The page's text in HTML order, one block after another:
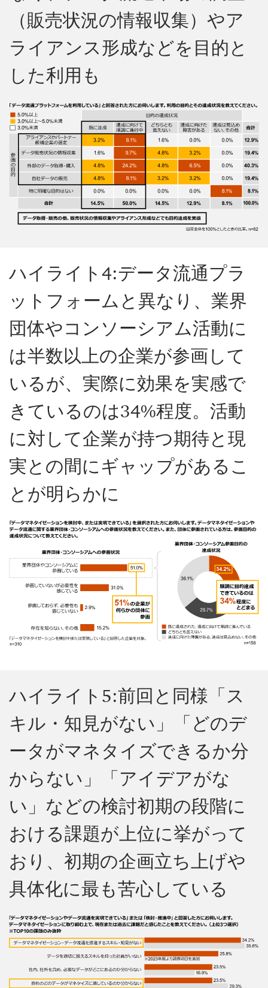
（販売状況の情報収集）やア
ライアンス形成などを目的と
した利用も
ハイライト4:データ流通プラ
ットフォームと異なり、業界
団体やコンソーシアム活動に
は半数以上の企業が参画して
いるが、実際に効果を実感で
きているのは34%程度。活動
に対して企業が持つ期待と現
実との間にギャップがあるこ
とが明らかに
ハイライト5:前回と同様「ス
キル・知見がない」「どのデ
ータがマネタイズできるか分
からない」「アイデアがな
い」などの検討初期の段階に
おける課題が上位に挙がって
おり、初期の企画立ち上げや
具体化に最も苦心している